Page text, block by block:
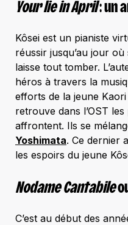
Your lie in April: un
Kôsei est un pianiste
réussir jusqu’au jour
laisse tout tomber.
héros à travers la
efforts de la jeune
retrouve dans l’OST
affrontent. Ils se
Yoshimata. Ce dernier
les espoirs du jeune
Nodame Cantabile
C’est au début des